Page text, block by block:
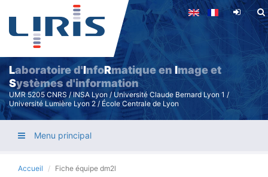
Aller
contenu
principal
Laboratoire d'InfoRmatique enImage et
Systèmes d'information
UMR 5205 CNRS / INSA Lyon / Université Claude Bernard Lyon 1 /
Université Lumière Lyon 2 / École Centrale de Lyon
Menu principal
Accueil Fiche équipe dm2l